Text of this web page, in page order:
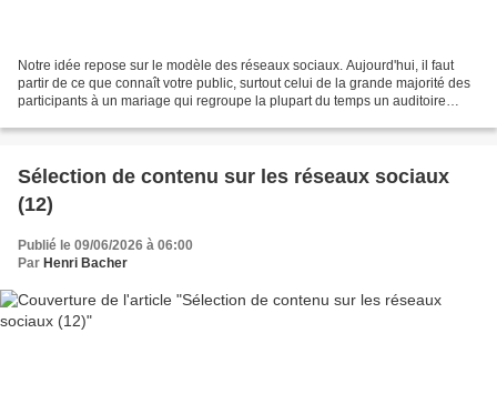
Notre idée repose sur le modèle des réseaux sociaux. Aujourd'hui, il faut
partir de ce que connaît votre public, surtout celui de la grande majorité des
participants à un mariage qui regroupe la plupart du temps un auditoire
Sélection de contenu sur les réseaux sociaux
(12)
Publié le 09/06/2026 à 06:00
Par Henri Bacher